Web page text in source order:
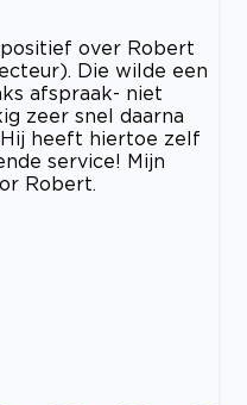
over Robert
Die wilde een
afspraak- niet
zeer snel daarna
heeft hiertoe zelf
service! Mijn
Robert.